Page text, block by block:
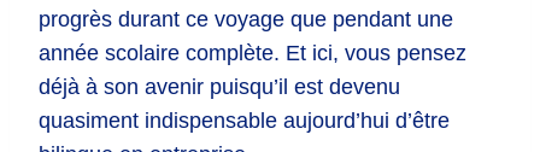
progrès durant ce voyage que pendant une
année scolaire complète. Et ici, vous pensez
déjà à son avenir puisqu’il est devenu
quasiment indispensable aujourd’hui d’être